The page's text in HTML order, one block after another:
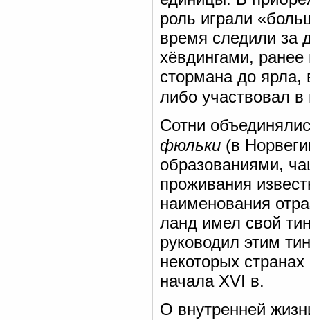
роль играли
время следили за
хёвдингами,
стормана до ярла,
либо участвовал
Сотни
фюльки (в
образованиями,
проживания
наименования
ланд имел свой
руководил этим
некоторых
начала XVI в.
О внутренней